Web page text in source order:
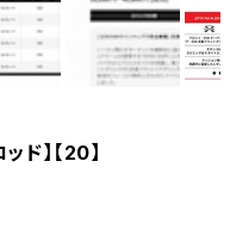
】【20】